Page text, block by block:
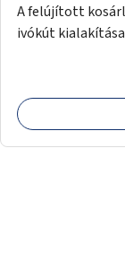
A felújított
ivókút